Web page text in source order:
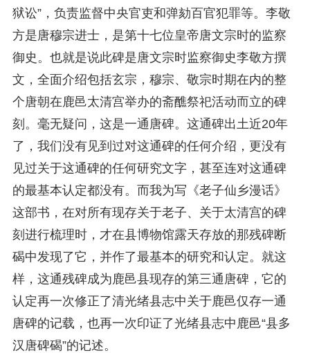
狱讼”，负责监督中央官吏和弹劾百官犯罪等。李敬
方是唐穆宗进士，是第十七位皇帝唐文宗时的监察
御史。也就是说此碑是唐文宗时监察御史李敬方撰
文，全面介绍包括玄宗，穆宗、敬宗时期在内的整
个唐朝在鹿邑太清宫举办的斋醮祭祀活动而立的碑
刻。毫无疑问，这是一通唐碑。这通碑出土近20年
了，我们没有见到过对这通碑的任何介绍，更没有
见过关于这通碑的任何研究文字，甚至连对这通碑
的最基本认定都没有。而我为写《老子仙乡漫话》
这部书，在对所有现存关于老子、关于太清宫的碑
刻进行梳理时，才在县博物馆露天存放的那残碑断
碣中发现了它，并作了最基本的研究和认定。就这
样，这通残碑成为鹿邑县现存的第三通唐碑，它的
认定再一次修正了清光绪县志中关于鹿邑仅存一通
唐碑的记载，也再一次印证了光绪县志中鹿邑“县多
汉唐碑碣”的记述。